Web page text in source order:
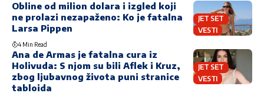
JET SET
VESTI
Obline od milion dolara i izgled koji
ne prolazi nezapaženo: Ko je fatalna
Larsa Pippen
4 Min Read
JET SET
VESTI
Ana de Armas je fatalna cura iz
Holivuda: S njom su bili Aflek i Kruz,
zbog ljubavnog života puni stranice
tabloida